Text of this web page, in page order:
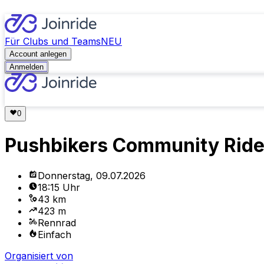
Für Clubs und TeamsNEU
Account anlegen
Anmelden
Pushbikers Community
Donnerstag, 09.07.2026
18:15 Uhr
43 km
423 m
Rennrad
Einfach
Organisiert von